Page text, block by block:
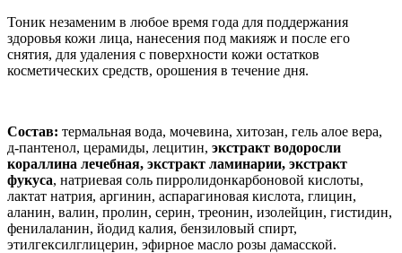
Тоник незаменим в любое время года для поддержания
здоровья кожи лица, нанесения под макияж и после его
снятия, для удаления с поверхности кожи остатков
косметических средств, орошения в течение дня.
Состав: термальная вода, мочевина, хитозан, гель алое вера,
д-пантенол, церамиды, лецитин, экстракт водоросли
кораллина лечебная, экстракт ламинарии, экстракт
фукуса, натриевая соль пирролидонкарбоновой кислоты,
лактат натрия, аргинин, аспарагиновая кислота, глицин,
аланин, валин, пролин, серин, треонин, изолейцин, гистидин,
фенилаланин, йодид калия, бензиловый спирт,
этилгексилглицерин, эфирное масло розы дамасской.